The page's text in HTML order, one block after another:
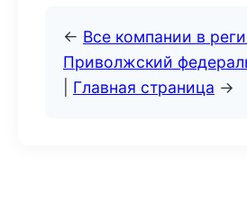
← Все компании в
Приволжский
Главная страница →